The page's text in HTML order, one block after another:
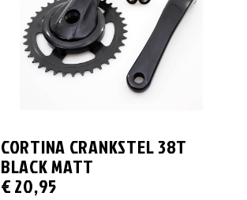
CORTINA CRANKSTEL 38T
BLACK MATT
€20,95